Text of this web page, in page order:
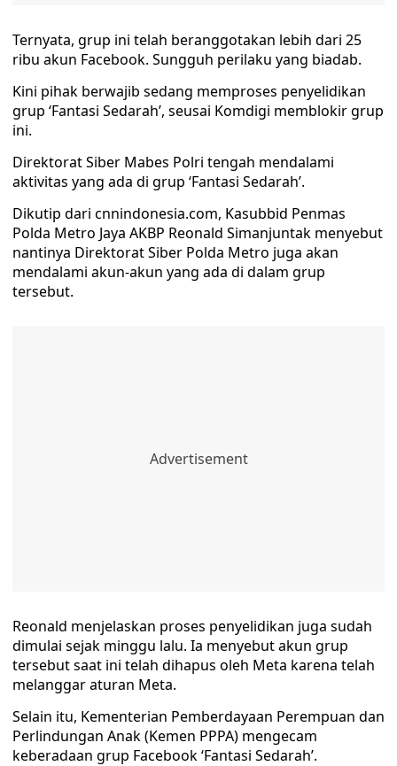
Ternyata, grup ini telah beranggotakan lebih dari 25
ribu akun Facebook. Sungguh perilaku yang biadab.
Kini pihak berwajib sedang memproses penyelidikan
grup ‘Fantasi Sedarah’, seusai Komdigi memblokir grup
ini.
Direktorat Siber Mabes Polri tengah mendalami
aktivitas yang ada di grup ‘Fantasi Sedarah’.
Dikutip dari cnnindonesia.com, Kasubbid Penmas
Polda Metro Jaya AKBP Reonald Simanjuntak menyebut
nantinya Direktorat Siber Polda Metro juga akan
mendalami akun-akun yang ada di dalam grup
tersebut.
Reonald menjelaskan proses penyelidikan juga sudah
dimulai sejak minggu lalu. Ia menyebut akun grup
tersebut saat ini telah dihapus oleh Meta karena telah
melanggar aturan Meta.
Selain itu, Kementerian Pemberdayaan Perempuan dan
Perlindungan Anak (Kemen PPPA) mengecam
keberadaan grup Facebook ‘Fantasi Sedarah’.